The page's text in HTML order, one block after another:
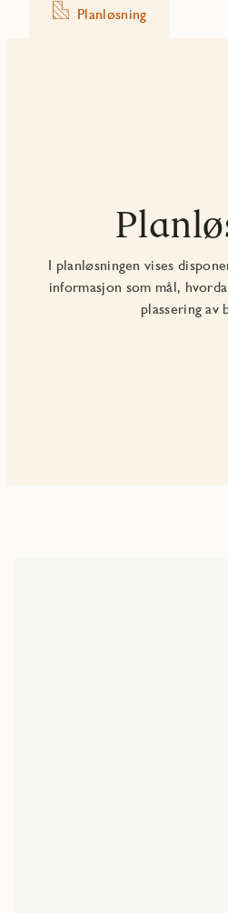
Planløsning
I planløsningen vises
informasjon som mål,
plassering av